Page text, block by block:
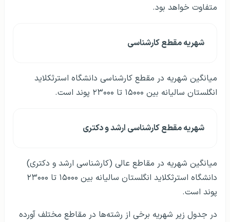
متفاوت خواهد بود.
شهريه مقطع کارشناسی
میانگین شهریه در مقطع کارشناسی دانشگاه استرثکلاید
انگلستان سالیانه بین ۱۵۰۰۰ تا ۲۳۰۰۰ پوند است.
شهريه مقطع کارشناسی ارشد و دکتری
میانگین شهریه در مقاطع عالی (کارشناسی ارشد و دکتری)
دانشگاه استرثکلاید انگلستان سالیانه بین ۱۵۰۰۰ تا ۲۳۰۰۰
پوند است.
در جدول زیر شهریه برخی از رشته‌ها در مقاطع مختلف آورده